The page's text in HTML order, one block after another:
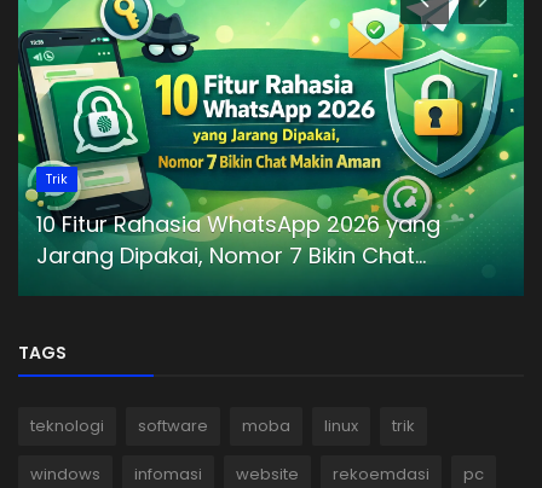
Trik
10 Fitur Rahasia WhatsApp 2026 yang
Jarang Dipakai, Nomor 7 Bikin Chat...
TAGS
teknologi software moba linux trik
windows infomasi website rekoemdasi pc